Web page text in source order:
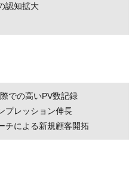
認知拡大
での高いPV数記録
プレッション伸長
チによる新規顧客開拓